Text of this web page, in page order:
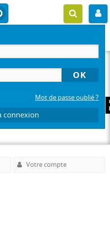
Mot de passe oublié ?
connexion
Votre compte